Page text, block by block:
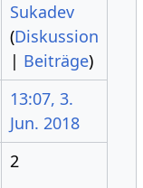
Sukadev
(Diskussion
| Beiträge)
13:07, 3.
Jun. 2018
2